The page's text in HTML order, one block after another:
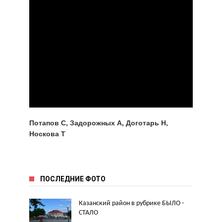
Потапов С, Задорожных А, Доготарь Н,
Носкова Т
ПОСЛЕДНИЕ ФОТО
Казанский район в рубрике БЫЛО -
СТАЛО